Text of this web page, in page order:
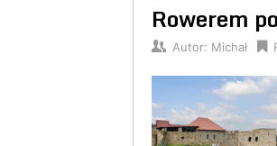
Rowerem
Autor: Michał